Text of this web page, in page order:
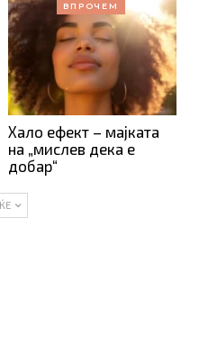
ВПРОЧЕМ
Хало ефект – мајката
на „мислев дека е
добар“